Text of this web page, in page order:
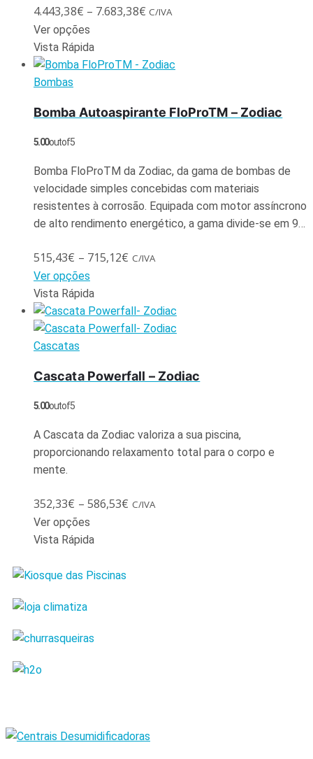
4.443,38€ – 7.683,38€ C/IVA
Ver opções
Vista Rápida
Bombas
Bomba Autoaspirante FloProTM – Zodiac
5.00out of 5
Bomba FloProTM da Zodiac, da gama de bombas de
velocidade simples concebidas com materiais
resistentes à corrosão. Equipada com motor assíncrono
de alto rendimento energético, a gama divide-se em 9…
515,43€ – 715,12€ C/IVA
Ver opções
Vista Rápida
Cascatas
Cascata Powerfall – Zodiac
5.00out of 5
A Cascata da Zodiac valoriza a sua piscina,
proporcionando relaxamento total para o corpo e
mente.
352,33€ – 586,53€ C/IVA
Ver opções
Vista Rápida